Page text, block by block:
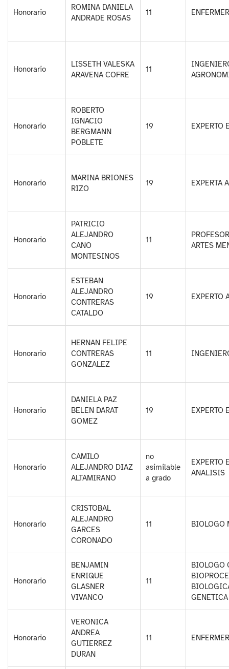
Honorario
ROMINA DANIELA
ANDRADE ROSAS
11
Honorario
LISSETH VALESKA
ARAVENA COFRE
11
Honorario
ROBERTO
IGNACIO
BERGMANN
POBLETE
19 EXPERTO
Honorario
MARINA BRIONES
RIZO
19 EXPERTA
Honorario
PATRICIO
ALEJANDRO
CANO
MONTESINOS
11
ARTES
Honorario
ESTEBAN
ALEJANDRO
CONTRERAS
CATALDO
19 EXPERTO
Honorario
HERNAN FELIPE
CONTRERAS
GONZALEZ
11
Honorario
DANIELA PAZ
BELEN DARAT
GOMEZ
19 EXPERTO
Honorario
CAMILO
ALEJANDRO DIAZ
ALTAMIRANO
no
asimilable
a grado
EXPERTO
ANALISIS
Honorario
CRISTOBAL
ALEJANDRO
GARCES
CORONADO
11 BIOLOGO
Honorario
BENJAMIN
ENRIQUE
GLASNER
VIVANCO
11
BIOLOGO
Honorario
VERONICA
ANDREA
GUTIERREZ
DURAN
11